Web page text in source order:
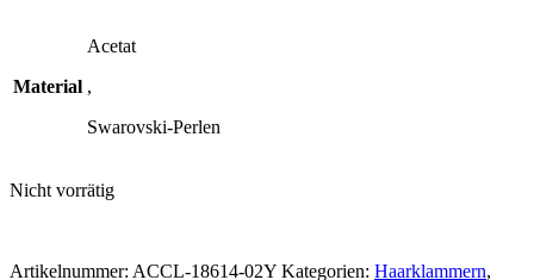
Material
Acetat
,
Swarovski-Perlen
Nicht vorrätig
Artikelnummer: ACCL-18614-02Y Kategorien: Haarklammern,